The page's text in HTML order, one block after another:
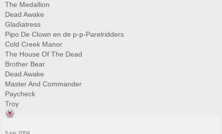
The Medallion
Dead Awake
Gladiatress
Pipo De Clown en de p-p-Parelridders
Cold Creek Manor
The House Of The Dead
Brother Bear
Dead Awake
Master And Commander
Paycheck
Troy